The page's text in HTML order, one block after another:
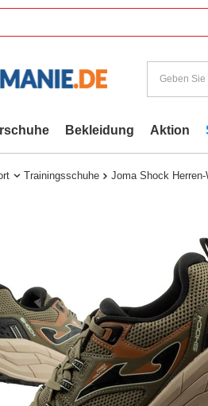
Bekleidung Aktion
Trainingsschuhe Joma Shock